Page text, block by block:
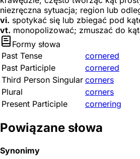
niezręczna sytuacja; region lub
vi. spotykać się lub zbiegać pod
vt. monopolizować; zmuszać do
Formy słowa
Past Tense
cornered
Past Participle
cornered
Third Person Singular corners
Plural
corners
Present Participle
cornering
Powiązane słowa
Synonimy